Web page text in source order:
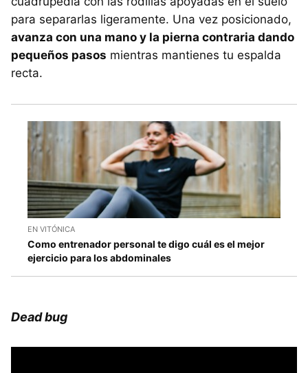
para separarlas ligeramente. Una vez posicionado,
avanza con una mano y la pierna contraria dando
pequeños pasos mientras mantienes tu espalda
recta.
EN VITÓNICA
Como entrenador personal te digo cuál es el mejor
ejercicio para los abdominales
Dead bug